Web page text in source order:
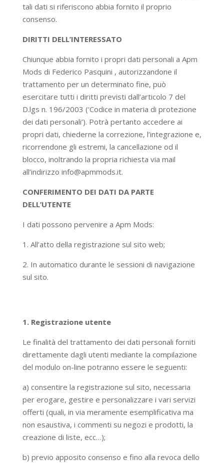
tali dati si riferiscono abbia fornito il proprio
consenso.
DIRITTI DELL’INTERESSATO
Chiunque abbia fornito i propri dati personali a Apm
Mods di Federico Pasquini , autorizzandone il
trattamento per un determinato fine, può
esercitare tutti i diritti previsti dall’articolo 7 del
D.lgs n. 196/2003 (‘Codice in materia di protezione
dei dati personali’). Potrà pertanto accedere ai
propri dati, chiederne la correzione, l’integrazione e,
ricorrendone gli estremi, la cancellazione od il
blocco, inoltrando la propria richiesta via mail
all’indirizzo info@apmmods.it.
CONFERIMENTO DEI DATI DA PARTE
DELL’UTENTE
I dati possono pervenire a Apm Mods:
1. All’atto della registrazione sul sito web;
2. In automatico durante le sessioni di navigazione
sul sito.
1. Registrazione utente
Le finalità del trattamento dei dati personali forniti
direttamente dagli utenti mediante la compilazione
del modulo on-line potranno essere le seguenti:
a) consentire la registrazione sul sito, necessaria
per erogare, gestire e personalizzare i vari servizi
offerti (quali, in via meramente esemplificativa ma
non esaustiva, i commenti su negozi e prodotti, la
creazione di liste, ecc…);
b) previo apposito consenso e fino alla revoca dello